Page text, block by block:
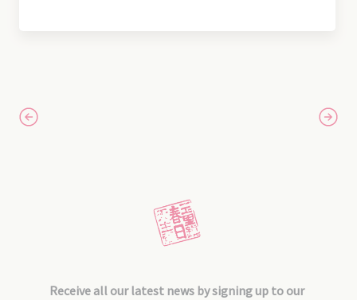
Receive all our latest news by signing up to our